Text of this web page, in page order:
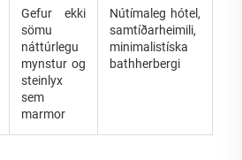
Gefur ekki
sömu
náttúrlegu
mynstur og
steinlyx
sem
marmor
Nútímaleg hótel,
samtíðarheimili,
minimalistíska
bathherbergi